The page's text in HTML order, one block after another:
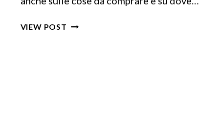
VIEW POST VIAGGIO